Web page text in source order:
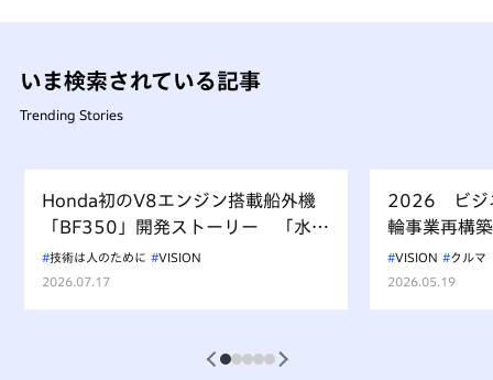
いま検索されている記事
Trending Stories
Honda初のV8エンジン搭載船外機
「BF350」開発ストーリー 「水上
を走るもの、水を汚すべからず」を
受け継ぐ挑戦
技術は人のために
VISION
2026.07.17
2026 ビジ
輪事業再構
VISION
クルマ
2026.05.19
1 2 3 4 5